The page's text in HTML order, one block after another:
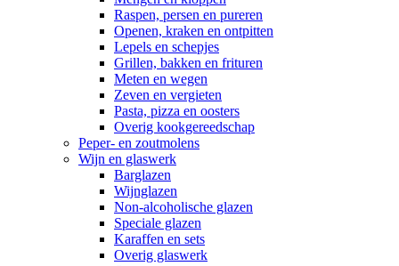
Raspen, persen en pureren
Openen, kraken en ontpitten
Lepels en schepjes
Grillen, bakken en frituren
Meten en wegen
Zeven en vergieten
Pasta, pizza en oosters
Overig kookgereedschap
Peper- en zoutmolens
Wijn en glaswerk
Barglazen
Wijnglazen
Non-alcoholische glazen
Speciale glazen
Karaffen en sets
Overig glaswerk